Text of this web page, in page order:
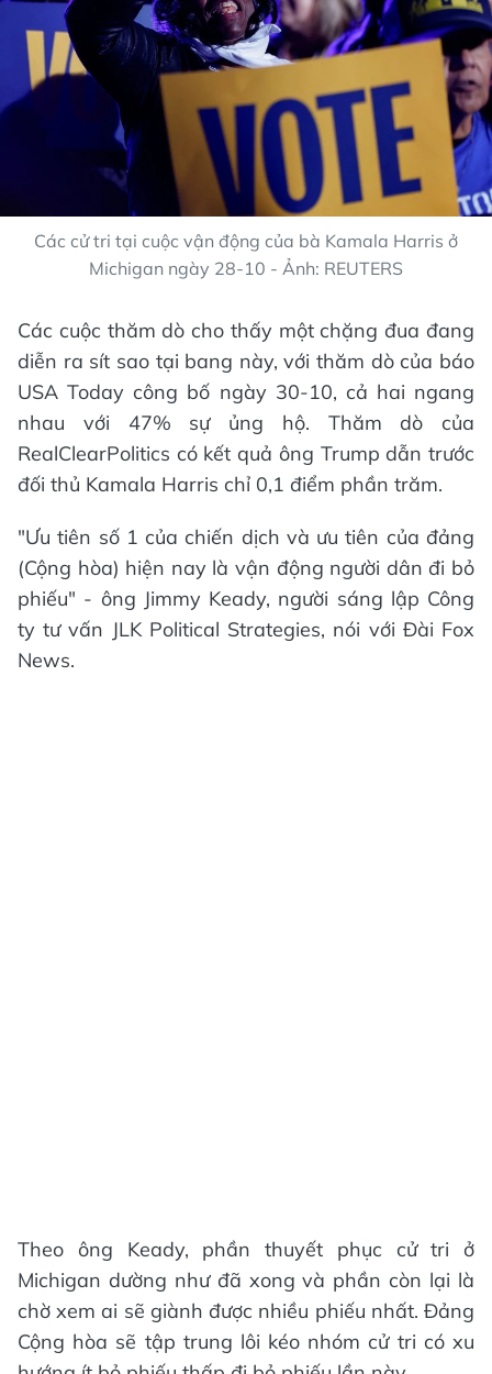
Các cử tri tại cuộc vận động của bà Kamala Harris ở
Michigan ngày 28-10 - Ảnh: REUTERS
Các cuộc thăm dò cho thấy một chặng đua đang
diễn ra sít sao tại bang này, với thăm dò của báo
USA Today công bố ngày 30-10, cả hai ngang
nhau với 47% sự ủng hộ. Thăm dò của
RealClearPolitics có kết quả ông Trump dẫn trước
đối thủ Kamala Harris chỉ 0,1 điểm phần trăm.
"Ưu tiên số 1 của chiến dịch và ưu tiên của đảng
(Cộng hòa) hiện nay là vận động người dân đi bỏ
phiếu" - ông Jimmy Keady, người sáng lập Công
ty tư vấn JLK Political Strategies, nói với Đài Fox
News.
Theo ông Keady, phần thuyết phục cử tri ở
Michigan dường như đã xong và phần còn lại là
chờ xem ai sẽ giành được nhiều phiếu nhất. Đảng
Cộng hòa sẽ tập trung lôi kéo nhóm cử tri có xu